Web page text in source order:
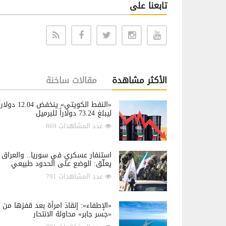
تابعنا على
الأكثر مشاهدة مقالات ساخنة
«النفط الكويتي» ينخفض
ليبلغ 73.24 دولاراً للبرميل
عدد المشاهدات 869
استنفار عسكري في سوريا.. والعراق
يعلّق: الوضع على الحدود طبيعي
عدد المشاهدات 791
«الإطفاء»: إنقاذ امرأة بعد قفزها من
«جسر جابر» محاولة الانتحار